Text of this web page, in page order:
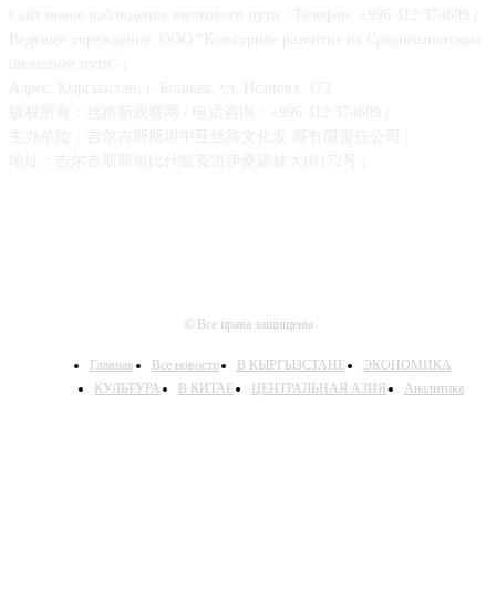
© Все права защищены
Главная Все новости В КЫРГЫЗСТАНЕ
ЭКОНОМИКА
КУЛЬТУРА
В КИТАЕ ЦЕНТРАЛЬНАЯ АЗИЯ Аналитика